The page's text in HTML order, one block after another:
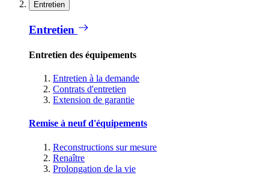
Entretien
Entretien
Entretien des équipements
Entretien à la demande
Contrats d'entretien
Extension de garantie
Remise à neuf d'équipements
Reconstructions sur mesure
Renaître
Prolongation de la vie